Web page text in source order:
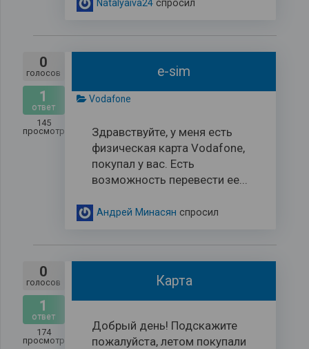
Natalyaiva24спросил
0
голосов
1
ответ
145
просмотров
e-sim
Vodafone
Здравствуйте, у меня есть
физическая карта Vodafone,
покупал у вас. Есть
возможность перевести ее...
Андрей Минасян спросил
0
голосов
1
ответ
174
просмотров
Карта
Добрый день! Подскажите
пожалуйста, летом покупали